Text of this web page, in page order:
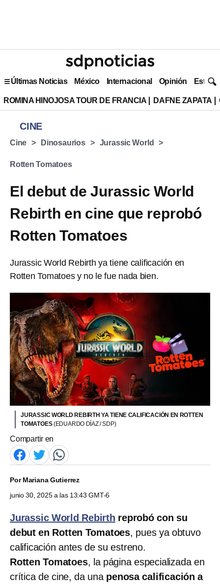
Últimas Noticias México Internacional Opinión Estilo
ROMINA HINOJOSA TOUR DE FRANCIA DAFNE ZAPATA
CINE
Cine Dinosaurios Jurassic World
Rotten Tomatoes
El debut de Jurassic World
Rebirth en cine que reprobó
Rotten Tomatoes
Jurassic World Rebirth ya tiene calificación en
Rotten Tomatoes y no le fue nada bien.
JURASSIC WORLD REBIRTH YA TIENE CALIFICACIÓN EN ROTTEN
TOMATOES(EDUARDO DÍAZ / SDP)
Compartir en
PorMariana Gutierrez
junio 30, 2025 a las 13:43 GMT-6
Jurassic World Rebirth reprobó con su
debut en Rotten Tomatoes, pues ya obtuvo
calificación antes de su estreno.
Rotten Tomatoes, la página especializada en
crítica de cine, da unapenosa calificación a